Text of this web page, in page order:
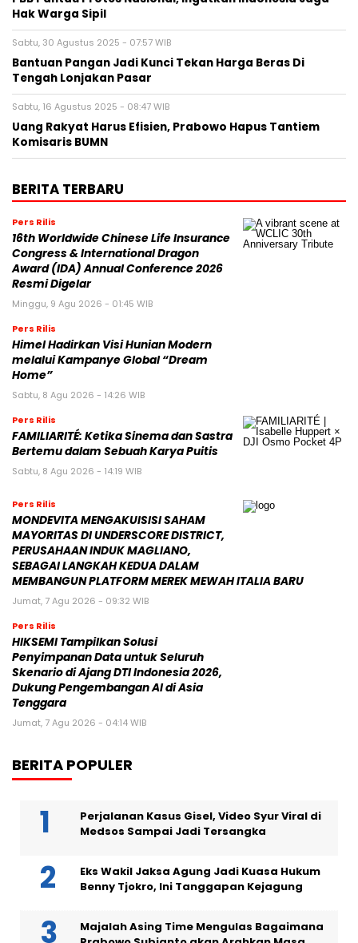
Hak Warga Sipil
Sabtu, 30 Agustus 2025 - 07:57 WIB
Bantuan Pangan Jadi Kunci Tekan Harga Beras Di
Tengah Lonjakan Pasar
Sabtu, 16 Agustus 2025 - 08:47 WIB
Uang Rakyat Harus Efisien, Prabowo Hapus Tantiem
Komisaris BUMN
BERITA TERBARU
Pers Rilis
16th Worldwide Chinese Life Insurance
Congress & International Dragon
Award (IDA) Annual Conference 2026
Resmi Digelar
Minggu, 9 Agu 2026 - 01:45 WIB
Pers Rilis
Himel Hadirkan Visi Hunian Modern
melalui Kampanye Global “Dream
Home”
Sabtu, 8 Agu 2026 - 14:26 WIB
Pers Rilis
FAMILIARITÉ: Ketika Sinema dan Sastra
Bertemu dalam Sebuah Karya Puitis
Sabtu, 8 Agu 2026 - 14:19 WIB
Pers Rilis
MONDEVITA MENGAKUISISI SAHAM
MAYORITAS DI UNDERSCORE DISTRICT,
PERUSAHAAN INDUK MAGLIANO,
SEBAGAI LANGKAH KEDUA DALAM
MEMBANGUN PLATFORM MEREK MEWAH ITALIA BARU
Jumat, 7 Agu 2026 - 09:32 WIB
Pers Rilis
HIKSEMI Tampilkan Solusi
Penyimpanan Data untuk Seluruh
Skenario di Ajang DTI Indonesia 2026,
Dukung Pengembangan AI di Asia
Tenggara
Jumat, 7 Agu 2026 - 04:14 WIB
BERITA POPULER
Perjalanan Kasus Gisel, Video Syur Viral di
Medsos Sampai Jadi Tersangka
Eks Wakil Jaksa Agung Jadi Kuasa Hukum
Benny Tjokro, Ini Tanggapan Kejagung
Majalah Asing Time Mengulas Bagaimana